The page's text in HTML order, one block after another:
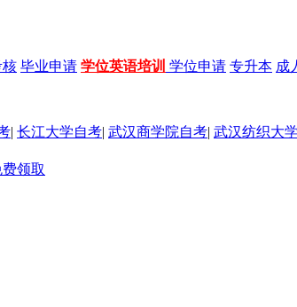
核 毕业申请 学位英语培训 学位申请 专升本 成
| 长江大学自考| 武汉商学院自考| 武汉纺织大